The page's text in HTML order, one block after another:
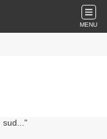
MENU